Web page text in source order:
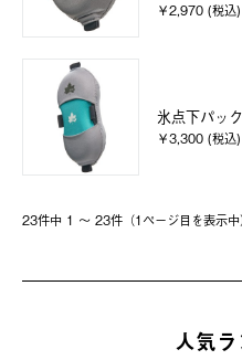
￥2,970 (税込)
氷点下パッ
￥3,300 (税込)
23件中 1 〜 23件（1ページ⽬を表⽰中
人気